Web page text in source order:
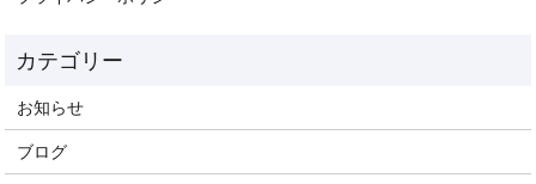
お知らせ
ブログ